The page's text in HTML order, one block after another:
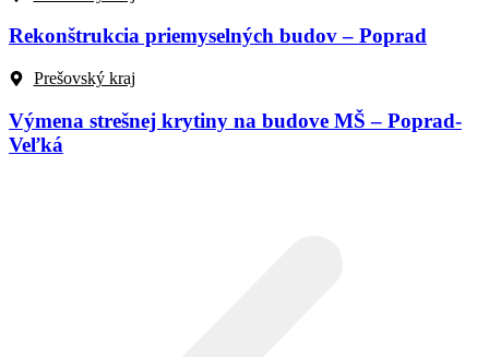
Rekonštrukcia priemyselných budov – Poprad
Prešovský kraj
Výmena strešnej krytiny na budove MŠ – Poprad-
Veľká